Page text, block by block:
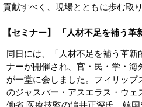
貢献すべく、現場とともに歩む取
【セミナー】 「人材不足を補う革
同日には、「人材不足を補う革新
ナーが開催され、官・民・学・
が一堂に会しました。フィリッ
のジャスパー・アスエラス・ウ